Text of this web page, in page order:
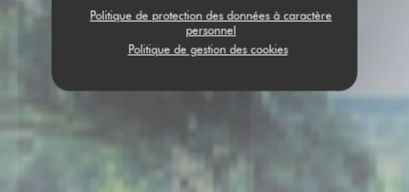
Politique de protection des données à caractère
personnel
Politique de gestion des cookies